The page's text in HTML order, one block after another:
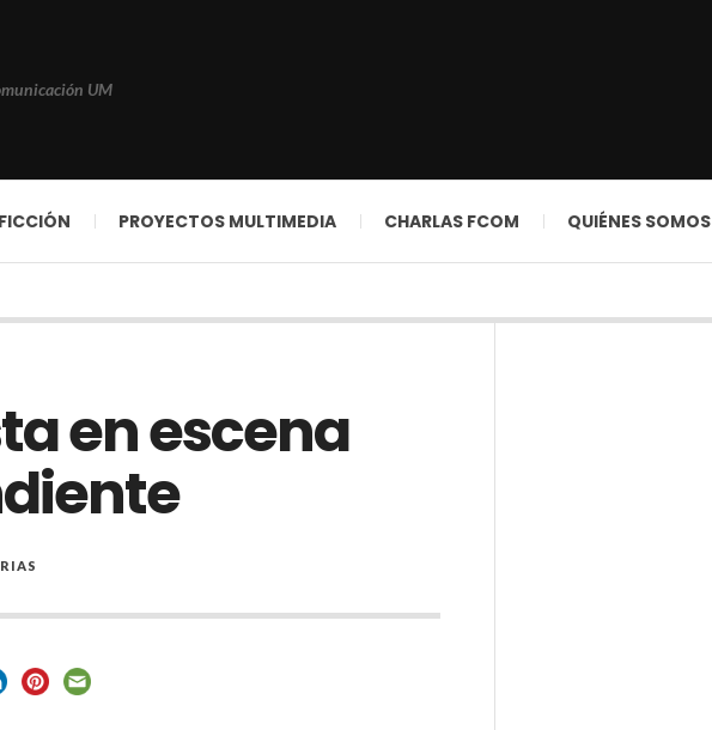
UM
FICCIÓN PROYECTOS MULTIMEDIA CHARLAS FCOM QUIÉNES SOMOS
en escena